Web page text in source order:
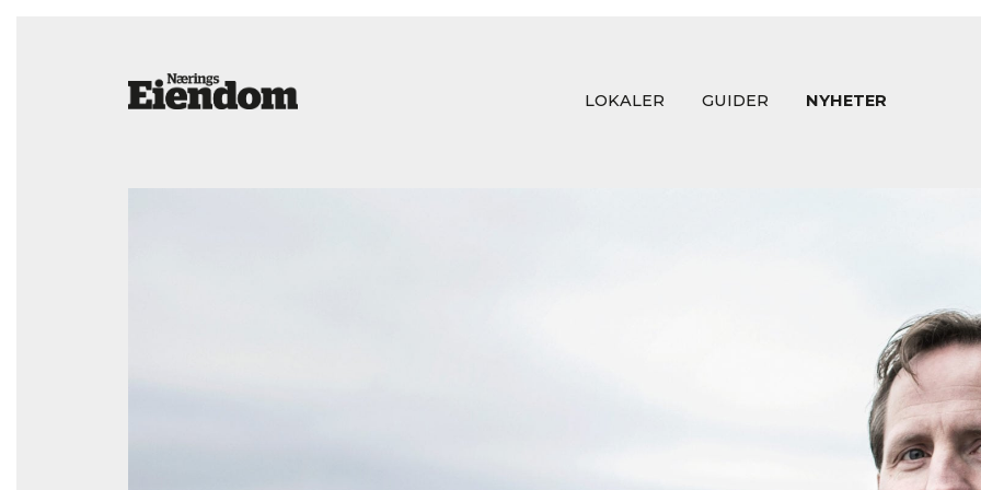
LOKALER GUIDER NYHETER